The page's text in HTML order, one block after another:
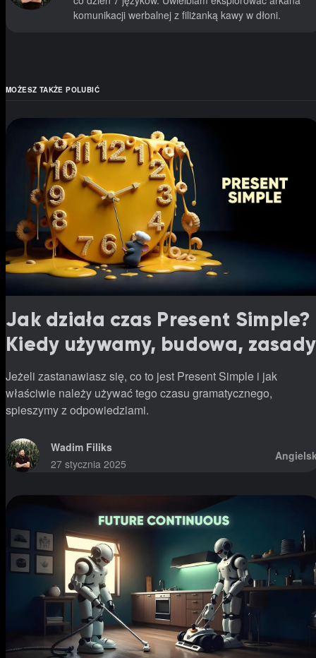
komunikacji werbalnej z filiżanką kawy w dłoni.
MOŻESZ TAKŻE POLUBIĆ
Jak działa czas Present Simple?
Kiedy używamy, budowa, zasady
Jeżeli zastanawiasz się, co to jest Present Simple i jak
właściwie należy używać tego czasu gramatycznego,
spieszymy z odpowiedziami.
Wadim Filiks
27 stycznia 2025